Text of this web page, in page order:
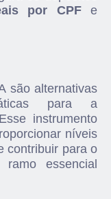
por CPFe
são alternativas
para a
instrumento
níveis
contribuir para o
ramo essencial